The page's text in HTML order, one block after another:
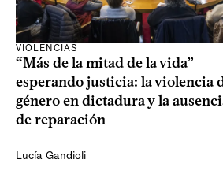
VIOLENCIAS
“Más de la mitad de la vida”
esperando justicia: la violencia
género en dictadura y la
de reparación
Lucía Gandioli